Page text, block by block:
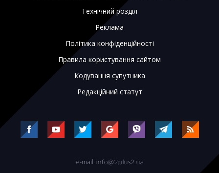
Технічний розділ
Реклама
Політика конфіденційності
Правила користування сайтом
Кодування супутника
Редакційний статут
e-mail: